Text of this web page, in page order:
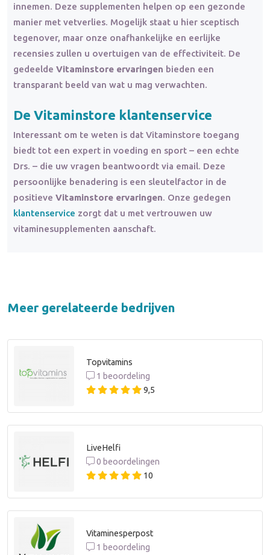
innemen. Deze supplementen helpen op een gezonde
manier met vetverlies. Mogelijk staat u hier sceptisch
tegenover, maar onze onafhankelijke en eerlijke
recensies zullen u overtuigen van de effectiviteit. De
gedeelde Vitaminstore ervaringen bieden een
transparant beeld van wat u mag verwachten.
De Vitaminstore klantenservice
Interessant om te weten is dat Vitaminstore toegang
biedt tot een expert in voeding en sport – een echte
Drs. – die uw vragen beantwoordt via email. Deze
persoonlijke benadering is een sleutelfactor in de
positieve Vitaminstore ervaringen. Onze gedegen
klantenservice zorgt dat u met vertrouwen uw
vitaminesupplementen aanschaft.
Meer gerelateerde bedrijven
Topvitamins
1 beoordeling
9,5
LiveHelfi
0 beoordelingen
10
Vitaminesperpost
1 beoordeling